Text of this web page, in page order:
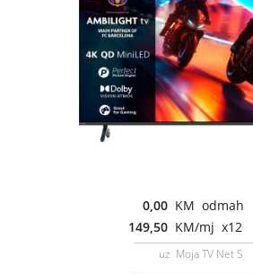
0,00 KM odmah
149,50 KM/mj x12
uz Moja TV Net S